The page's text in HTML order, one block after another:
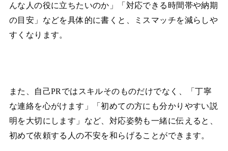
んな人の役に立ちたいのか」「対応できる時間帯や納期
の目安」などを具体的に書くと、ミスマッチを減らしや
すくなります。
また、自己PRではスキルそのものだけでなく、「丁寧
な連絡を心がけます」「初めての方にも分かりやすい説
明を大切にします」など、対応姿勢も一緒に伝えると、
初めて依頼する人の不安を和らげることができます。